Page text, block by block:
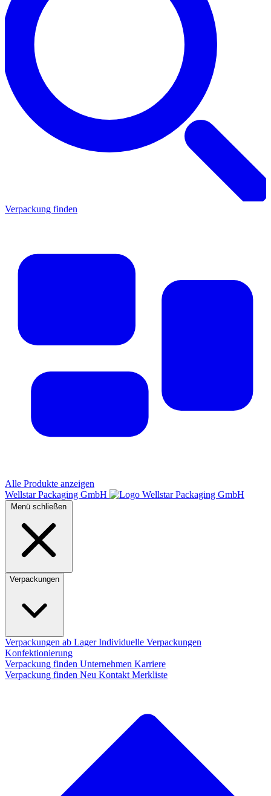
Verpackung finden
Alle Produkte anzeigen
Wellstar Packaging GmbH
Menü schließen
Verpackungen
Verpackungen ab LagerIndividuelle Verpackungen
Konfektionierung
Verpackung finden Unternehmen Karriere
Verpackung finden Neu Kontakt Merkliste